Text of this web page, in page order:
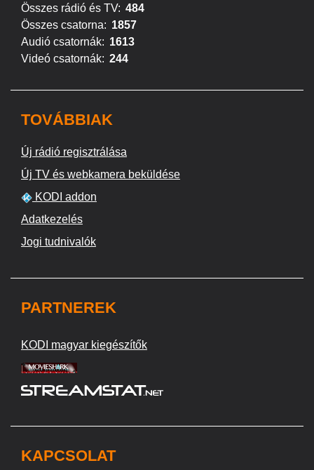
Összes rádió és TV: 484
Összes csatorna: 1857
Audió csatornák: 1613
Videó csatornák: 244
TOVÁBBIAK
Új rádió regisztrálása
Új TV és webkamera beküldése
KODI addon
Adatkezelés
Jogi tudnivalók
PARTNEREK
KODI magyar kiegészítők
KAPCSOLAT